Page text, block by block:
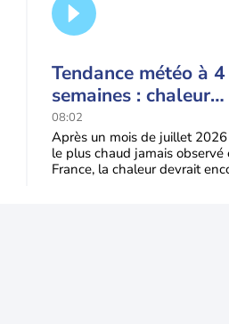
Tendance météo à 4
semaines : chaleur
prédominante
septembre
08:02
Après un mois de juillet
le plus chaud jamais observé
France, la chaleur devrait